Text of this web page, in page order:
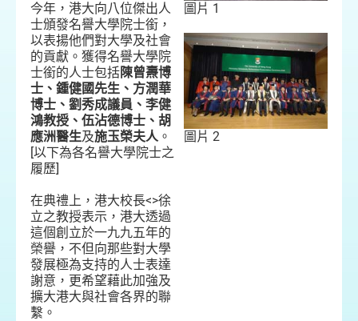
今年，港大向八位傑出人
士頒發名譽大學院士銜，
以表揚他們對大學及社會
的貢獻。獲得名譽大學院
士銜的人士包括陳曾燾博
士、鍾健國先生、方潤華
博士、劉秀成議員、李健
鴻教授、伍沾德博士、胡
應洲醫生及施玉榮夫人。
[以下為各名譽大學院士之
履歷]
在典禮上，港大校長<>徐
立之教授表示，港大透過
這個創立於一九九五年的
榮譽，不但向那些對大學
發展極為支持的人士表達
謝意，更希望藉此加強及
擴大港大與社會各界的聯
繫。
圖片 1
圖片 2